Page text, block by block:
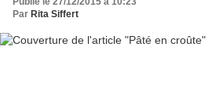
Par Rita Siffert